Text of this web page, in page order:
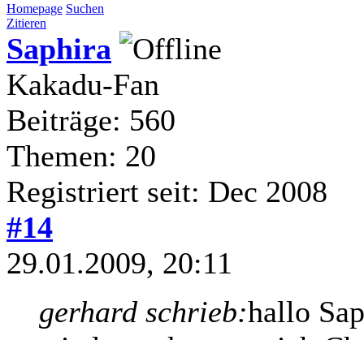
Homepage Suchen
Zitieren
Saphira
Kakadu-Fan
Beiträge: 560
Themen: 20
Registriert seit: Dec 2008
#14
29.01.2009, 20:11
gerhard schrieb:hallo